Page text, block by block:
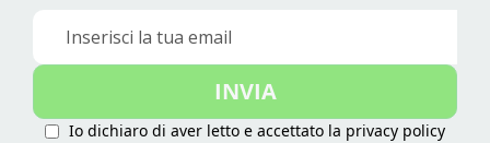
Iscriviti
nostra
INVIA
Io dichiaro di aver letto e accettato la privacy policy